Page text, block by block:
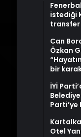
istediği
transfer
Can
Özkan
bir
İYİ
Parti’ye
Otel